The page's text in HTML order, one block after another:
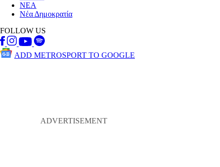
ΝΕΑ
Νέα Δημοκρατία
FOLLOW US
ADD METROSPORT TO GOOGLE